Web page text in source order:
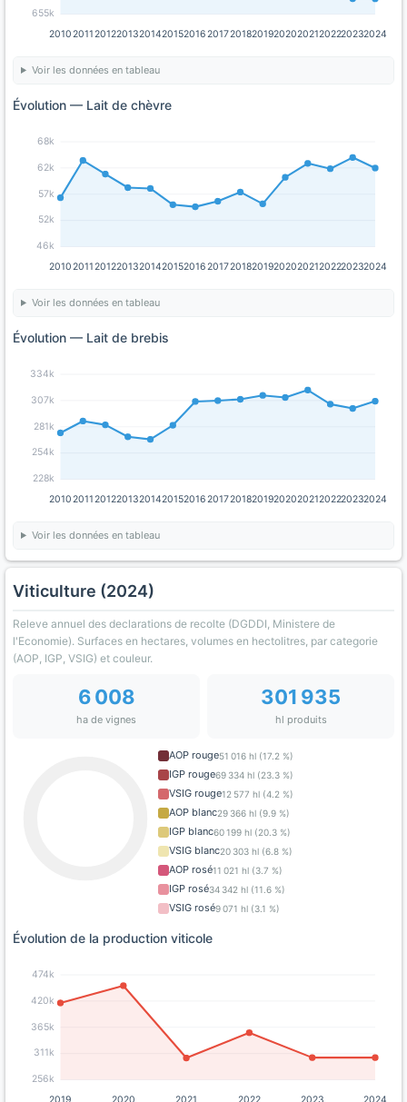
655k
201020112012201320142015201620172018201920202021202220232024
Voir les données en tableau
Évolution — Lait de chèvre
46k
52k
57k
62k
68k
201020112012201320142015201620172018201920202021202220232024
Voir les données en tableau
Évolution — Lait de brebis
228k
254k
281k
307k
334k
201020112012201320142015201620172018201920202021202220232024
Voir les données en tableau
Viticulture (2024)
Releve annuel des declarations de recolte (DGDDI, Ministere de
l'Economie). Surfaces en hectares, volumes en hectolitres, par categorie
(AOP, IGP, VSIG) et couleur.
6 008
ha de vignes
301 935
hl produits
AOP rouge51 016 hl (17.2 %)
IGP rouge69 334 hl (23.3 %)
VSIG rouge12 577 hl (4.2 %)
AOP blanc29 366 hl (9.9 %)
IGP blanc60 199 hl (20.3 %)
VSIG blanc20 303 hl (6.8 %)
AOP rosé11 021 hl (3.7 %)
IGP rosé34 342 hl (11.6 %)
VSIG rosé9 071 hl (3.1 %)
Évolution de la production viticole
256k
311k
365k
420k
474k
2019 2020 2021 2022 2023 2024